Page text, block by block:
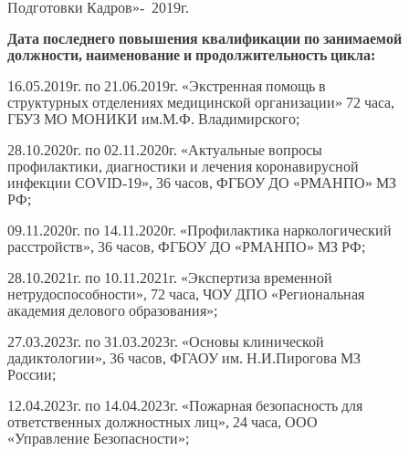
Подготовки Кадров»- 2019г.
Дата последнего повышения квалификации по занимаемой
должности, наименование и продолжительность цикла:
16.05.2019г. по 21.06.2019г. «Экстренная помощь в
структурных отделениях медицинской организации» 72 часа,
ГБУЗ МО МОНИКИ им.М.Ф. Владимирского;
28.10.2020г. по 02.11.2020г. «Актуальные вопросы
профилактики, диагностики и лечения коронавирусной
инфекции COVID-19», 36 часов, ФГБОУ ДО «РМАНПО» МЗ
РФ;
09.11.2020г. по 14.11.2020г. «Профилактика наркологический
расстройств», 36 часов, ФГБОУ ДО «РМАНПО» МЗ РФ;
28.10.2021г. по 10.11.2021г. «Экспертиза временной
нетрудоспособности», 72 часа, ЧОУ ДПО «Региональная
академия делового образования»;
27.03.2023г. по 31.03.2023г. «Основы клинической
дадиктологии», 36 часов, ФГАОУ им. Н.И.Пирогова МЗ
России;
12.04.2023г. по 14.04.2023г. «Пожарная безопасность для
ответственных должностных лиц», 24 часа, ООО
«Управление Безопасности»;